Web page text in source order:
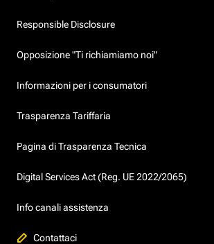
Responsible Disclosure
Opposizione "Ti richiamiamo noi"
Informazioni per i consumatori
Trasparenza Tariffaria
Pagina di Trasparenza Tecnica
Digital Services Act (Reg. UE 2022/2065)
Info canali assistenza
Contattaci